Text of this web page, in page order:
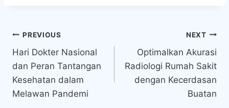
Navigasi
pos
PREVIOUS
Hari Dokter Nasional
dan Peran Tantangan
Kesehatan dalam
Melawan Pandemi
NEXT
Optimalkan Akurasi
Radiologi Rumah Sakit
dengan Kecerdasan
Buatan